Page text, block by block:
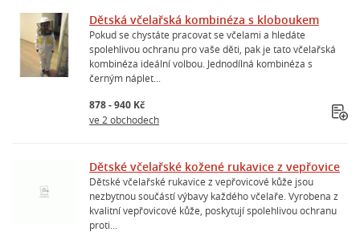
Dětská včelařská kombinéza s kloboukem
Pokud se chystáte pracovat se včelami a hledáte
spolehlivou ochranu pro vaše děti, pak je tato včelařská
kombinéza ideální volbou. Jednodílná kombinéza s
černým náplet...
878 - 940 Kč
ve 2 obchodech
Dětské včelařské kožené rukavice z vepřovice
Dětské včelařské rukavice z vepřovicové kůže jsou
nezbytnou součástí výbavy každého včelaře. Vyrobena z
kvalitní vepřovicové kůže, poskytují spolehlivou ochranu
proti...